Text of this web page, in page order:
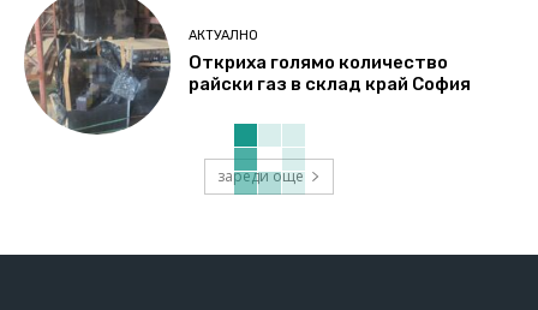
АКТУАЛНО
Откриха голямо количество
райски газ в склад край София
зареди още